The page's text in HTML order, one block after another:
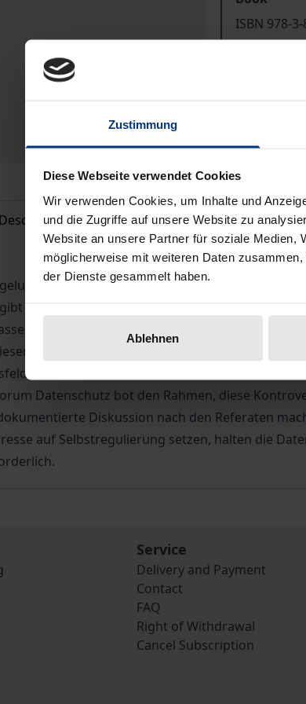
Zustimmung
Diese Webseite verwendet Cookies
Wir verwenden Cookies, um Inhalte und
und die Zugriffe auf unsere Website zu
Website an unsere Partner für soziale Medien,
möglicherweise mit weiteren Daten
der Dienste gesammelt haben.
Ablehnen
ISBN 978-
Description
und die Kontrolle ihrer Einhaltung sind
es jedoch bisher weder bindende
Informationen aus allen
Informationen aufs Empfindlichste in die
zwischen den Grundrechten Pressefreiheit
Datenschutz bot den Rahmen, diese
Diskussion nach den Referaten
auf Selbstregulierung setzen, halten die
Service
Delivery and Payment
Contact
FAQ
Right of Withdrawal
Cancel Subscription